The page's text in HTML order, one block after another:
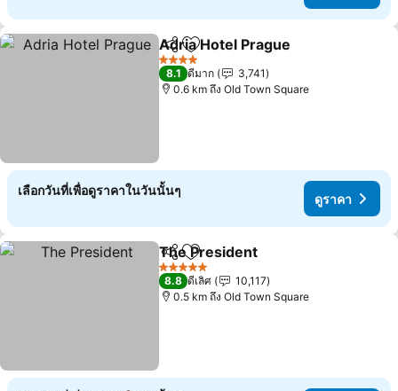
แชร์ เพิ่มในรายการโปรด
Adria Hotel Prague
4 ดาว
8.1 ดีมาก
3,741
0.6 km ถึง Old Town Square
เลือกวันที่เพื่อดูราคาในวันนั้นๆ
ดูราคา
แชร์ เพิ่มในรายการโปรด
The President
5 ดาว
8.8 ดีเลิศ
10,117
0.5 km ถึง Old Town Square